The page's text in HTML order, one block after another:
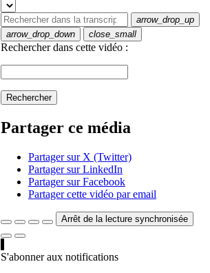
arrow_drop_up
arrow_drop_down
close_small
Rechercher dans cette vidéo :
Rechercher
Partager ce média
Partager sur X (Twitter)
Partager sur LinkedIn
Partager sur Facebook
Partager cette vidéo par email
Arrêt de la lecture synchronisée
S'abonner aux notifications